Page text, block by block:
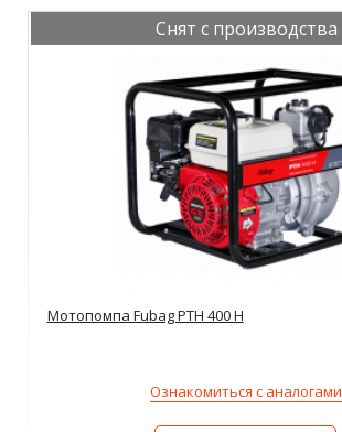
Снят с производства
Мотопомпа Fubag PTH 400 H
Ознакомиться с аналогами